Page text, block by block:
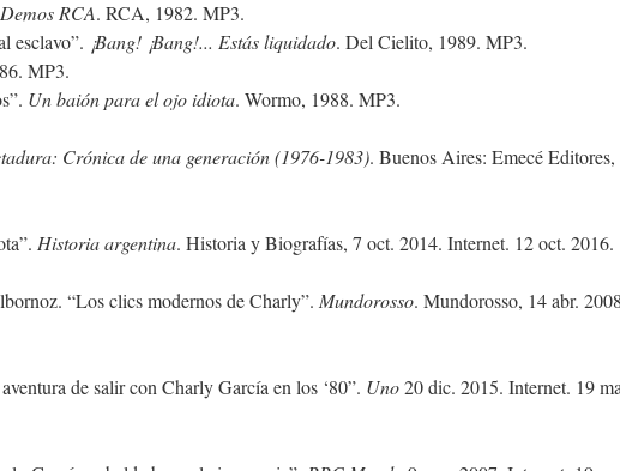
Demos RCA. RCA, 1982. MP3.
esclavo”. ¡Bang! ¡Bang!... Estás liquidado. Del Cielito, 1989. MP3.
MP3.
Un baión para el ojo idiota. Wormo, 1988. MP3.
Crónica de una generación (1976-1983). Buenos Aires: Emecé Editores,
Historia argentina. Historia y Biografías, 7 oct. 2014. Internet. 12 oct. 2016.
“Los clics modernos de Charly”. Mundorosso. Mundorosso, 14 abr.
de salir con Charly García en los ‘80”. Uno20 dic. 2015. Internet. 19